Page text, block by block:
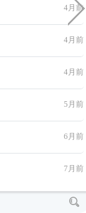
4月前
4月前
4月前
5月前
6月前
7月前